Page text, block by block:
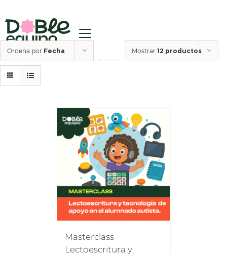
Ordena por Fecha Mostrar 12 productos
Masterclass
Lectoescritura y